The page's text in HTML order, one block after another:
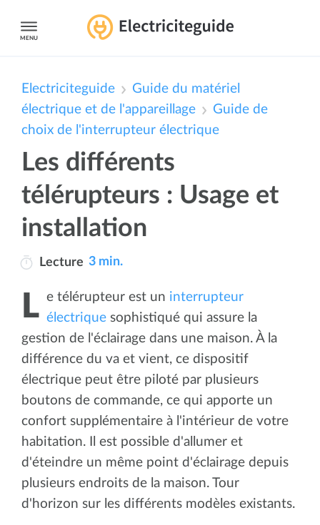
MENU
Electriciteguide
Guide du matériel
électrique et de l'appareillage
Guide de
choix de l'interrupteur électrique
Les différents
télérupteurs : Usage et
installation
Lecture 3 min.
Le télérupteur est un interrupteur
électrique sophistiqué qui assure la
gestion de l'éclairage dans une maison. À la
différence du va et vient, ce dispositif
électrique peut être piloté par plusieurs
boutons de commande, ce qui apporte un
confort supplémentaire à l'intérieur de votre
habitation. Il est possible d'allumer et
d'éteindre un même point d'éclairage depuis
plusieurs endroits de la maison. Tour
d'horizon sur les différents modèles existants.